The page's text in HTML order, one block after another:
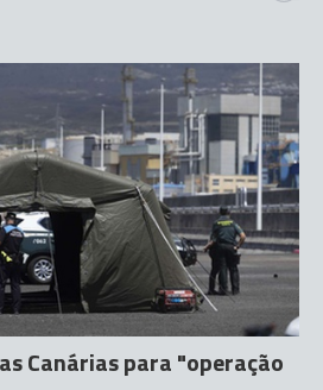
Canárias para "operação